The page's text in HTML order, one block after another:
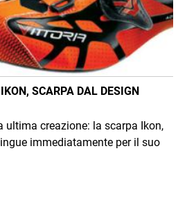
SCARPA DAL DESIGN
ultima creazione: la scarpa Ikon,
immediatamente per il suo